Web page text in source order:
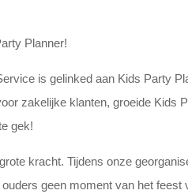
Planner!
is gelinked aan Kids Party
zakelijke klanten, groeide Kids
gek!
kracht. Tijdens onze
geen moment van het feest